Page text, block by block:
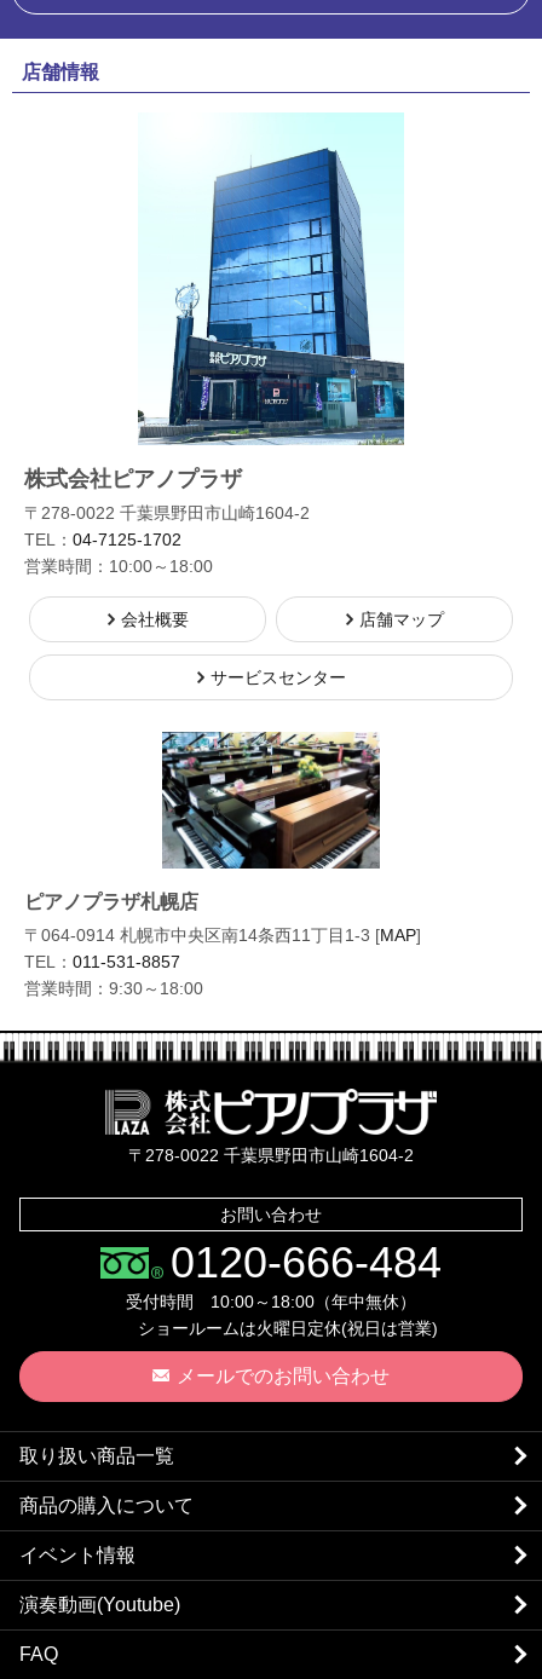
店舗情報
株式会社ピアノプラザ
〒278-0022 千葉県野田市山崎1604-2
TEL： 04-7125-1702
営業時間：10:00～18:00
会社概要 店舗マップ
サービスセンター
ピアノプラザ札幌店
〒064-0914 札幌市中央区南14条西11丁目1-3 [MAP]
TEL： 011-531-8857
営業時間：9:30～18:00
〒278-0022 千葉県野田市山崎1604-2
お問い合わせ
0120-666-484
受付時間 10:00～18:00（年中無休）
ショールームは火曜日定休(祝日は営業)
メールでのお問い合わせ
取り扱い商品一覧
商品の購入について
イベント情報
演奏動画(Youtube)
FAQ